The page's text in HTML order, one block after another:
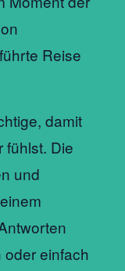
Reise
damit
fühlst. Die
und
oder einfach